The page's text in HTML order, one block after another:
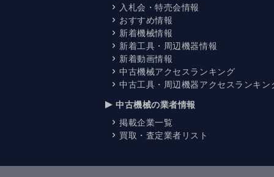
入札会・特売会情報
おすすめ情報
新着機械情報
新着工具・周辺機器情報
新着動画情報
中古機械アクセスランキング
中古工具・周辺機器アクセスランキン
中古機械の業者情報
掲載企業一覧
買取・査定業者リスト